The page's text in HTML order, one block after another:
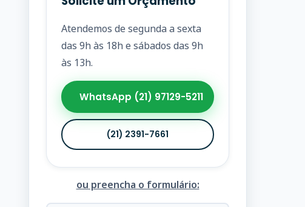
Atendemos de segunda a sexta
das 9h às 18h e sábados das 9h
às 13h.
WhatsApp (21) 97129-5211
(21) 2391-7661
ou preencha o formulário: